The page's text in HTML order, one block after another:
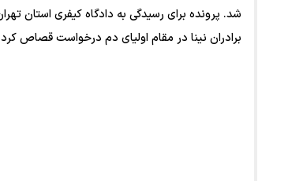
شد. پرونده برای رسیدگی به دادگاه کیفری استان
برادران نینا در مقام اولیای دم درخواست قصاص